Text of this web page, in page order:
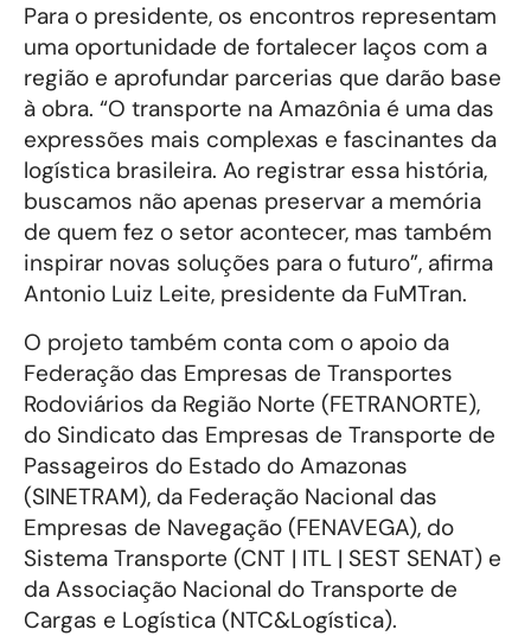
Para o presidente, os encontros representam
uma oportunidade de fortalecer laços com a
região e aprofundar parcerias que darão base
à obra. “O transporte na Amazônia é uma das
expressões mais complexas e fascinantes da
logística brasileira. Ao registrar essa história,
buscamos não apenas preservar a memória
de quem fez o setor acontecer, mas também
inspirar novas soluções para o futuro”, afirma
Antonio Luiz Leite, presidente da FuMTran.
O projeto também conta com o apoio da
Federação das Empresas de Transportes
Rodoviários da Região Norte (FETRANORTE),
do Sindicato das Empresas de Transporte de
Passageiros do Estado do Amazonas
(SINETRAM), da Federação Nacional das
Empresas de Navegação (FENAVEGA), do
Sistema Transporte (CNT | ITL | SEST SENAT) e
da Associação Nacional do Transporte de
Cargas e Logística (NTC&Logística).